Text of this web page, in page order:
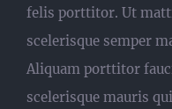
felis porttitor. Ut
scelerisque semper
Aliquam porttitor
scelerisque mauris